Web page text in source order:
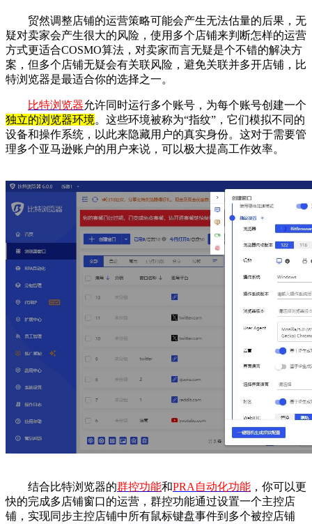
贸然调整店铺的运营策略可能会产生无法估量的后果，无
疑对卖家会产生很大的风险，使用多个店铺来判断怎样的运营
方式更适合COSMO算法，对卖家而言无疑是个不错的解决方
案，但多个店铺无疑会有关联风险，避免关联并多开店铺，比
特浏览器是最适合你的选择之一。
比特浏览器允许同时运行多个账号，为每个账号创建一个
独立的浏览器环境。这些环境被称为“指纹”，它们模拟不同的
设备和操作系统，以此来隐藏用户的真实身份。这对于需要管
理多个亚马逊账户的用户来说，可以极大提高工作效率。
结合比特浏览器的群控功能和PRA自动化功能 ，你可以更
快的完成多店铺窗口的运营，群控功能通过设置一个主控店
铺，实现同步主控店铺中所有鼠标键盘事件到多个被控店铺